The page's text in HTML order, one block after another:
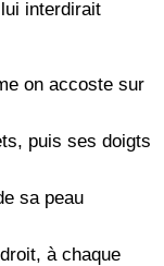
interdirait
on accoste sur
puis ses doigts
sa peau
à chaque